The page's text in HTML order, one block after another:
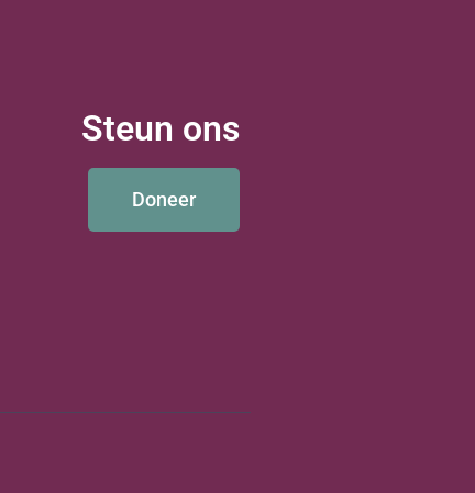
Steun ons
Doneer